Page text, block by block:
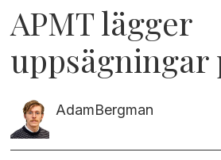
APMT lägger
uppsägningar
AdamBergman